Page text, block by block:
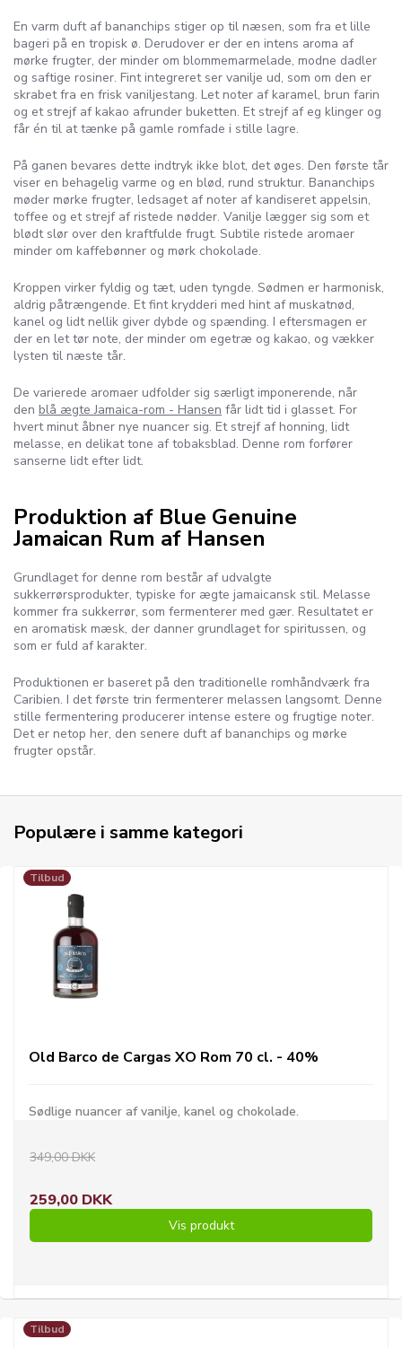
En varm duft af bananchips stiger op til næsen, som fra et lille
bageri på en tropisk ø. Derudover er der en intens aroma af
mørke frugter, der minder om blommemarmelade, modne dadler
og saftige rosiner. Fint integreret ser vanilje ud, som om den er
skrabet fra en frisk vaniljestang. Let noter af karamel, brun farin
og et strejf af kakao afrunder buketten. Et strejf af eg klinger og
får én til at tænke på gamle romfade i stille lagre.
På ganen bevares dette indtryk ikke blot, det øges. Den første tår
viser en behagelig varme og en blød, rund struktur. Bananchips
møder mørke frugter, ledsaget af noter af kandiseret appelsin,
toffee og et strejf af ristede nødder. Vanilje lægger sig som et
blødt slør over den kraftfulde frugt. Subtile ristede aromaer
minder om kaffebønner og mørk chokolade.
Kroppen virker fyldig og tæt, uden tyngde. Sødmen er harmonisk,
aldrig påtrængende. Et fint krydderi med hint af muskatnød,
kanel og lidt nellik giver dybde og spænding. I eftersmagen er
der en let tør note, der minder om egetræ og kakao, og vækker
lysten til næste tår.
De varierede aromaer udfolder sig særligt imponerende, når
den blå ægte Jamaica-rom - Hansen får lidt tid i glasset. For
hvert minut åbner nye nuancer sig. Et strejf af honning, lidt
melasse, en delikat tone af tobaksblad. Denne rom forfører
sanserne lidt efter lidt.
Produktion af Blue Genuine
Jamaican Rum af Hansen
Grundlaget for denne rom består af udvalgte
sukkerrørsprodukter, typiske for ægte jamaicansk stil. Melasse
kommer fra sukkerrør, som fermenterer med gær. Resultatet er
en aromatisk mæsk, der danner grundlaget for spiritussen, og
som er fuld af karakter.
Produktionen er baseret på den traditionelle romhåndværk fra
Caribien. I det første trin fermenterer melassen langsomt. Denne
stille fermentering producerer intense estere og frugtige noter.
Det er netop her, den senere duft af bananchips og mørke
frugter opstår.
Populære i samme kategori
Tilbud
Old Barco de Cargas XO Rom 70 cl. - 40%
Sødlige nuancer af vanilje, kanel og chokolade.
349,00 DKK
259,00 DKK
Vis produkt
Tilbud